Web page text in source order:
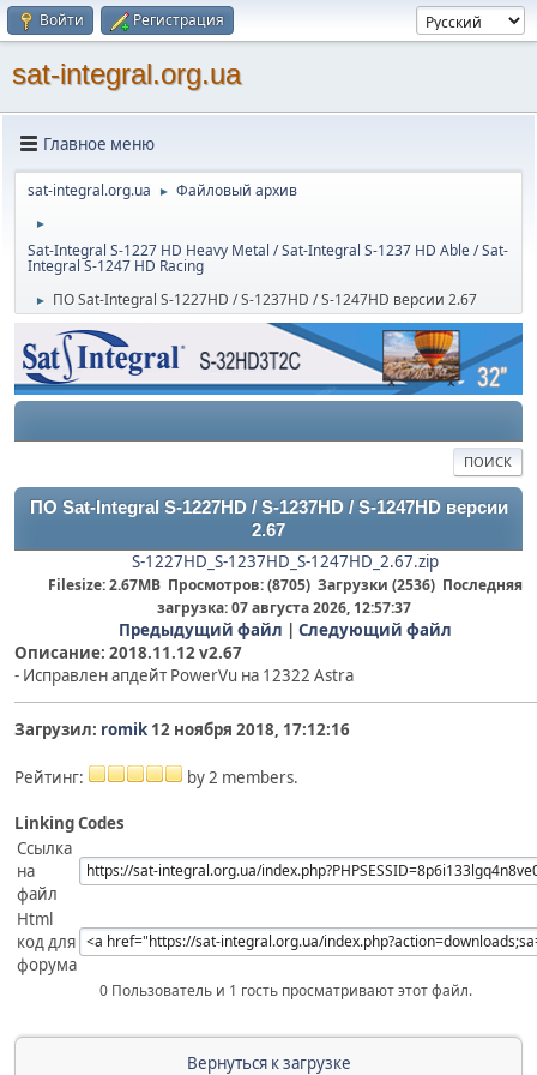
Войти Регистрация
sat-integral.org.ua
Главное меню
sat-integral.org.ua ► Файловый архив
►
Sat-Integral S-1227 HD Heavy Metal / Sat-Integral S-1237 HD Able / Sat-
Integral S-1247 HD Racing
► ПО Sat-Integral S-1227HD / S-1237HD / S-1247HD версии 2.67
ПОИСК
ПО Sat-Integral S-1227HD / S-1237HD / S-1247HD версии
2.67
S-1227HD_S-1237HD_S-1247HD_2.67.zip
Filesize: 2.67MB Просмотров: (8705) Загрузки (2536) Последняя
загрузка: 07 августа 2026, 12:57:37
Предыдущий файл | Следующий файл
Описание: 2018.11.12 v2.67
- Исправлен апдейт PowerVu на 12322 Astra
Загрузил: romik 12 ноября 2018, 17:12:16
Рейтинг: by 2 members.
Linking Codes
Ссылка
на
файл
Html
код для
форума
0 Пользователь и 1 гость просматривают этот файл.
Вернуться к загрузке